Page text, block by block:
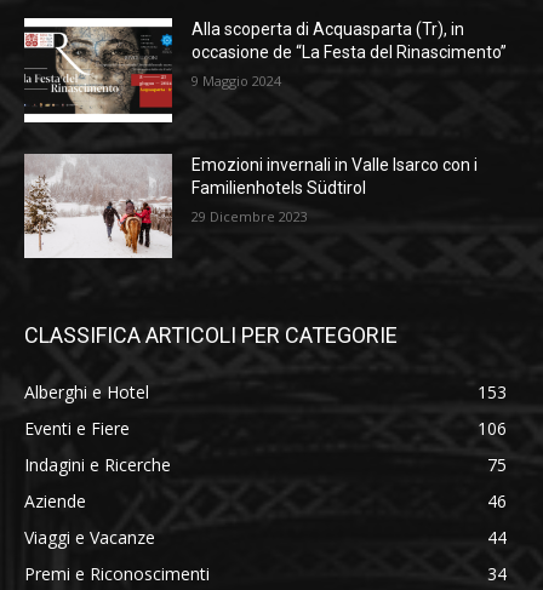
Alla scoperta di Acquasparta (Tr), in
occasione de “La Festa del Rinascimento”
9 Maggio 2024
Emozioni invernali in Valle Isarco con i
Familienhotels Südtirol
29 Dicembre 2023
CLASSIFICA ARTICOLI PER CATEGORIE
Alberghi e Hotel
153
Eventi e Fiere
106
Indagini e Ricerche
75
Aziende
46
Viaggi e Vacanze
44
Premi e Riconoscimenti
34